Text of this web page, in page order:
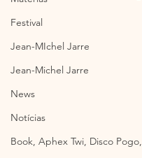
Festival
Jean-MIchel Jarre
Jean-Michel Jarre
News
Notícias
Book, Aphex Twi, Disco Pogo,